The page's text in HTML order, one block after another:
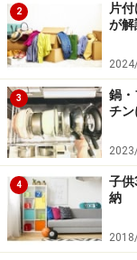
2
片
が解
3
鍋・
チン
4
子供
納